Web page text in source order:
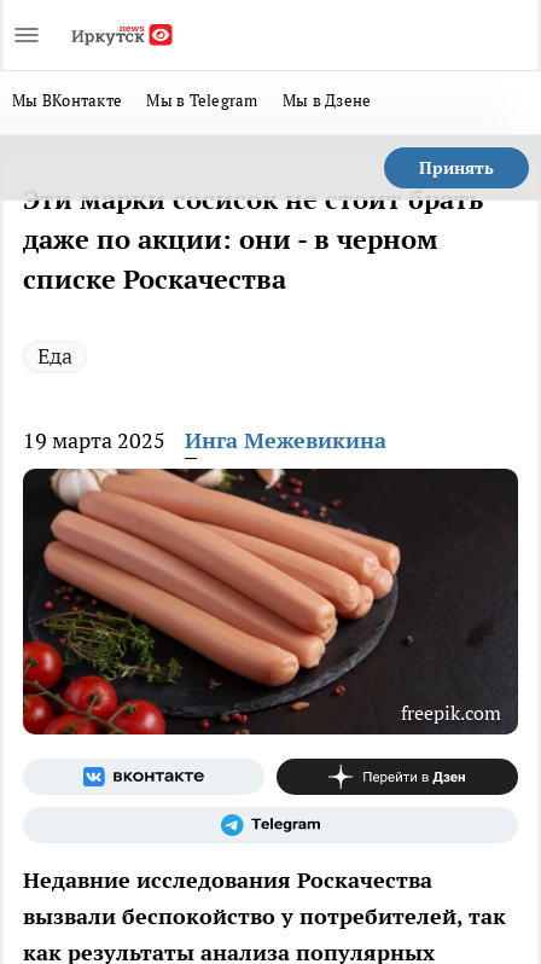
Мы ВКонтакте Мы в Telegram Мы в Дзене
Принять
Эти марки сосисок не стоит брать
даже по акции: они - в черном
списке Роскачества
Еда
19 марта 2025 Инга Межевикина
freepik.com
Недавние исследования Роскачества
вызвали беспокойство у потребителей, так
как результаты анализа популярных